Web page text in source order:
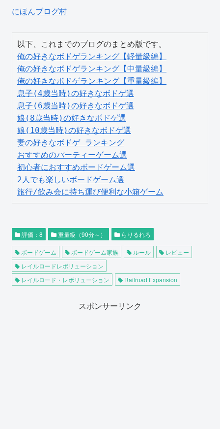
にほんブログ村
俺の好きなボドゲランキング【軽量級編】
俺の好きなボドゲランキング【中量級編】
俺の好きなボドゲランキング【重量級編】
息子(4歳当時)の好きなボドゲ選
息子(6歳当時)の好きなボドゲ選
娘(8歳当時)の好きなボドゲ選
娘(10歳当時)の好きなボドゲ選
妻の好きなボドゲ ランキング
おすすめのパーティーゲーム選
初心者におすすめボードゲーム選
2人でも楽しいボードゲーム選
旅行/飲み会に持ち運び便利な小箱ゲーム
評価：8 重量級（90分～） らりるれろ
ボードゲーム ボードゲーム家族 ルール
レビュー
レイルロードレボリューション
レイルロード・レボリューション
Railroad Expansion
スポンサーリンク